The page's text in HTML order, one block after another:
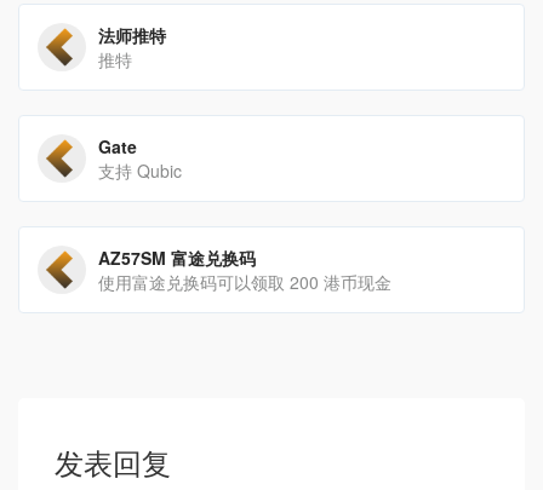
法师推特
推特
Gate
支持 Qubic
AZ57SM 富途兑换码
使用富途兑换码可以领取 200 港币现金
发表回复